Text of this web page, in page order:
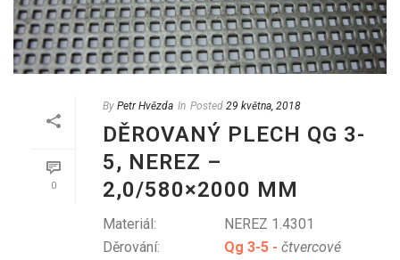
0
By Petr Hvězda In Posted 29 května, 2018
DĚROVANÝ PLECH QG 3-
5, NEREZ –
2,0/580×2000 MM
Materiál: NEREZ 1.4301
Děrování: Qg 3-5 - čtvercové